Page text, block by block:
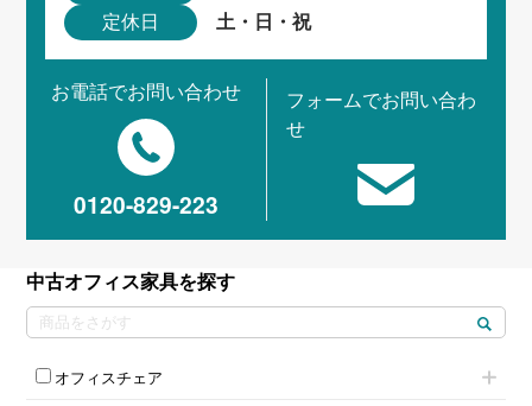
定休日 土・日・祝
お電話でお問い合わせ
0120-829-223
フォームでお問い合わ
せ
中古オフィス家具を探す
オフィスチェア